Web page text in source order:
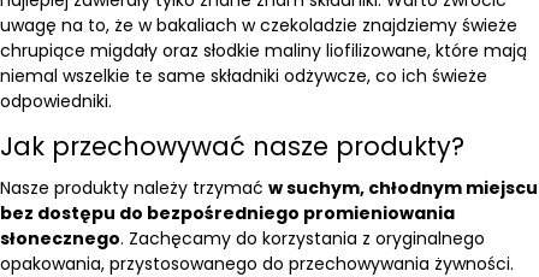
uwagę na to, że w bakaliach w czekoladzie znajdziemy świeże
chrupiące migdały oraz słodkie maliny liofilizowane, które mają
niemal wszelkie te same składniki odżywcze, co ich świeże
odpowiedniki.
Jak przechowywać nasze produkty?
Nasze produkty należy trzymać w suchym, chłodnym miejscu
bez dostępu do bezpośredniego promieniowania
słonecznego. Zachęcamy do korzystania z oryginalnego
opakowania, przystosowanego do przechowywania żywności.